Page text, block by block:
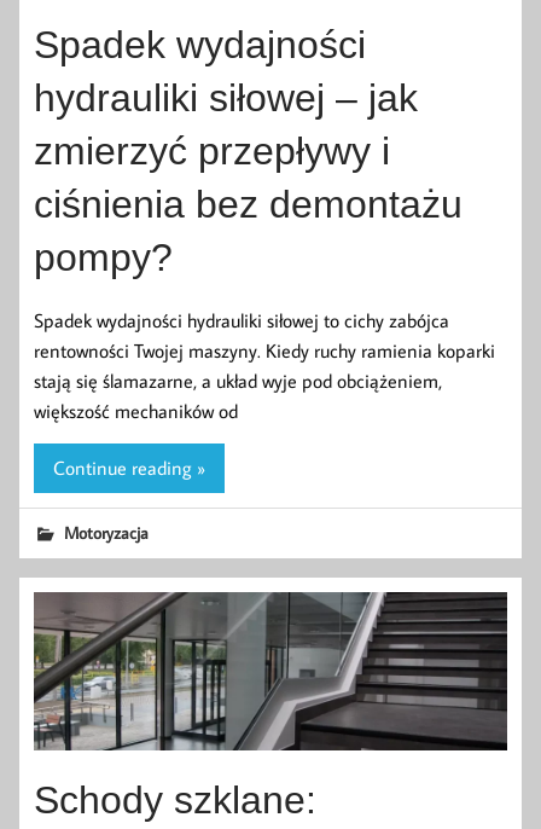
Spadek wydajności
hydrauliki siłowej – jak
zmierzyć przepływy i
ciśnienia bez demontażu
pompy?
Spadek wydajności hydrauliki siłowej to cichy zabójca
rentowności Twojej maszyny. Kiedy ruchy ramienia koparki
stają się ślamazarne, a układ wyje pod obciążeniem,
większość mechaników od
Continue reading »
Motoryzacja
Schody szklane: